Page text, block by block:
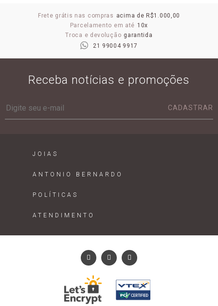
Frete grátis nas compras acima de R$1.000,00
Parcelamento em até 10x
Troca e devolução garantida
21 99004 9917
Receba notícias e promoções
CADASTRAR
JOIAS
ANTONIO BERNARDO
POLÍTICAS
ATENDIMENTO